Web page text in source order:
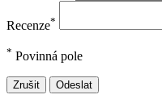
Recenze*
* Povinná pole
Zrušit Odeslat